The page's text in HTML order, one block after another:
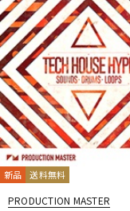
新品 送料無料
PRODUCTION MASTER